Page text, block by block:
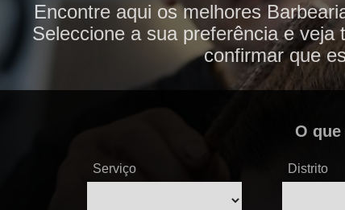
Encontre aqui os melhores
Seleccione a sua preferência e
confirmar que
O
Serviço Distrito